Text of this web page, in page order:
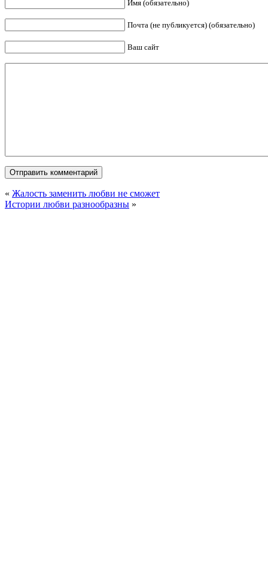
Имя (обязательно)
Почта (не публикуется) (обязательно)
Ваш сайт
« Жалость заменить любви не сможет
Истории любви разнообразны »